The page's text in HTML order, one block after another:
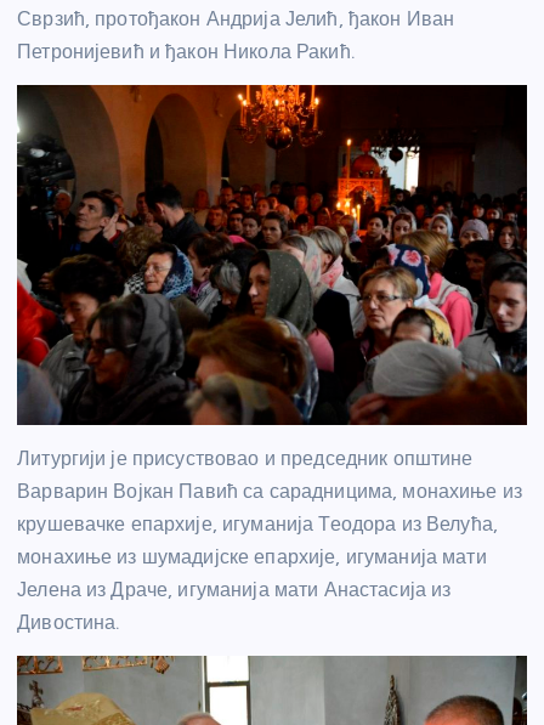
Сврзић, протођакон Андрија Јелић, ђакон Иван
Петронијевић и ђакон Никола Ракић.
Литургији је присуствовао и председник општине
Варварин Војкан Павић са сарадницима, монахиње из
крушевачке епархије, игуманија Теодора из Велућа,
монахиње из шумадијске епархије, игуманија мати
Јелена из Драче, игуманија мати Анастасија из
Дивостина.